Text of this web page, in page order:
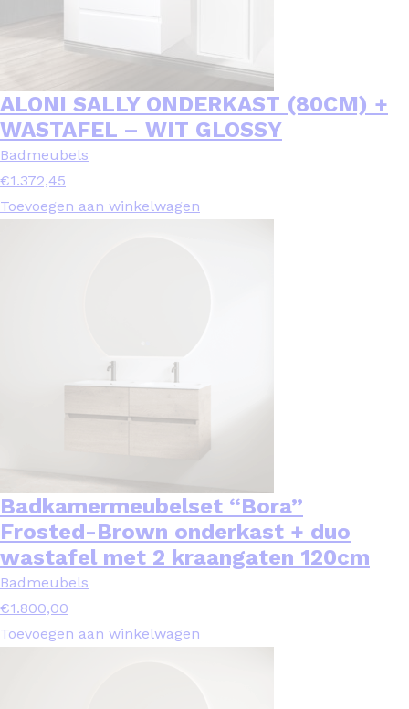
ALONI SALLY ONDERKAST (80CM) +
WASTAFEL – WIT GLOSSY
Badmeubels
€1.372,45
Toevoegen aan winkelwagen
Badkamermeubelset “Bora”
Frosted-Brown onderkast + duo
wastafel met 2 kraangaten 120cm
Badmeubels
€1.800,00
Toevoegen aan winkelwagen